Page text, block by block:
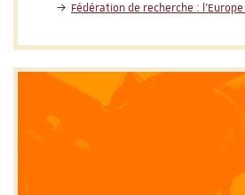
Fédération de recherche :